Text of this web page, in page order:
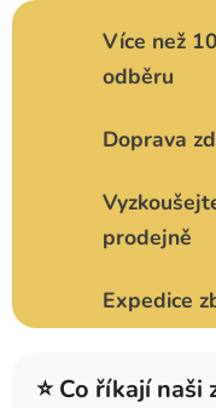
Více než
odběru
Doprava
prodejně
Expedice
⭐ Co říkají naši